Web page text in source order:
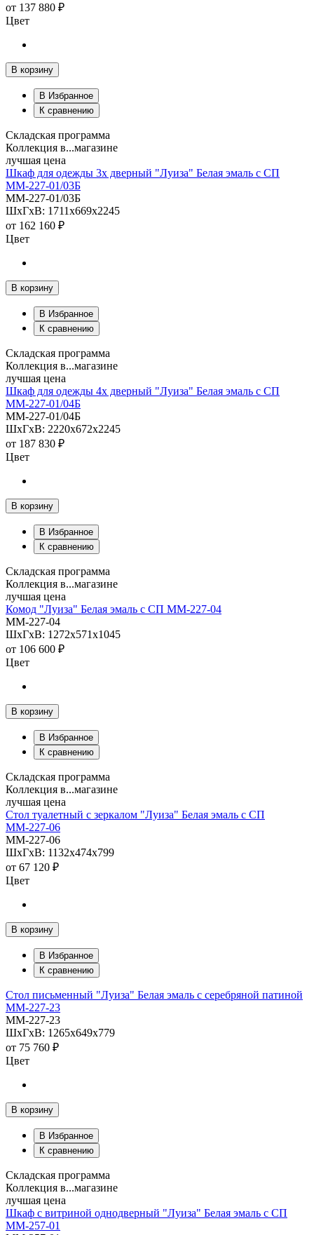
от 137 880 ₽
Цвет
В корзину
В Избранное
К сравнению
Складская программа
Коллекция в...магазине
лучшая цена
Шкаф для одежды 3х дверный "Луиза" Белая эмаль с СП
ММ-227-01/03Б
ММ-227-01/03Б
ШхГхВ: 1711х669х2245
от 162 160 ₽
Цвет
В корзину
В Избранное
К сравнению
Складская программа
Коллекция в...магазине
лучшая цена
Шкаф для одежды 4х дверный "Луиза" Белая эмаль с СП
ММ-227-01/04Б
ММ-227-01/04Б
ШхГхВ: 2220х672х2245
от 187 830 ₽
Цвет
В корзину
В Избранное
К сравнению
Складская программа
Коллекция в...магазине
лучшая цена
Комод "Луиза" Белая эмаль с СП ММ-227-04
ММ-227-04
ШхГхВ: 1272х571х1045
от 106 600 ₽
Цвет
В корзину
В Избранное
К сравнению
Складская программа
Коллекция в...магазине
лучшая цена
Стол туалетный с зеркалом "Луиза" Белая эмаль с СП
ММ-227-06
ММ-227-06
ШхГхВ: 1132х474х799
от 67 120 ₽
Цвет
В корзину
В Избранное
К сравнению
Стол письменный "Луиза" Белая эмаль с серебряной патиной
ММ-227-23
ММ-227-23
ШхГхВ: 1265х649х779
от 75 760 ₽
Цвет
В корзину
В Избранное
К сравнению
Складская программа
Коллекция в...магазине
лучшая цена
Шкаф с витриной однодверный "Луиза" Белая эмаль с СП
ММ-257-01